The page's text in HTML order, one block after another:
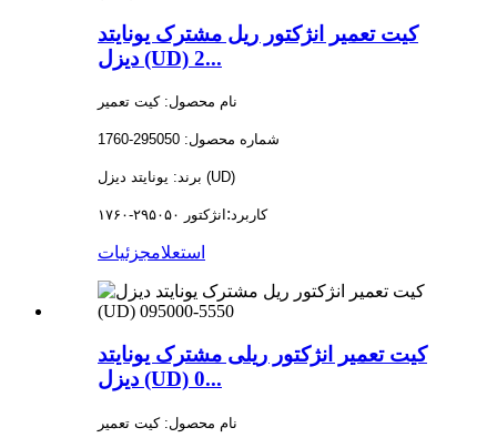
کیت تعمیر انژکتور ریل مشترک یونایتد
دیزل (UD) 2...
نام محصول: کیت تعمیر
شماره محصول: 295050-1760
برند: یونایتد دیزل (UD)
کاربرد: انژکتور ۲۹۵۰۵۰-۱۷۶۰
استعلامجزئیات
کیت تعمیر انژکتور ریلی مشترک یونایتد
دیزل (UD) 0...
نام محصول: کیت تعمیر